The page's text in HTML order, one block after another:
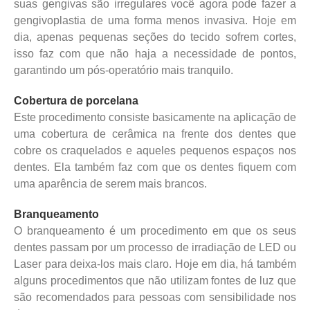
suas gengivas são irregulares você agora pode fazer a
gengivoplastia de uma forma menos invasiva. Hoje em
dia, apenas pequenas seções do tecido sofrem cortes,
isso faz com que não haja a necessidade de pontos,
garantindo um pós-operatório mais tranquilo.
Cobertura de porcelana
Este procedimento consiste basicamente na aplicação de
uma cobertura de cerâmica na frente dos dentes que
cobre os craquelados e aqueles pequenos espaços nos
dentes. Ela também faz com que os dentes fiquem com
uma aparência de serem mais brancos.
Branqueamento
O branqueamento é um procedimento em que os seus
dentes passam por um processo de irradiação de LED ou
Laser para deixa-los mais claro. Hoje em dia, há também
alguns procedimentos que não utilizam fontes de luz que
são recomendados para pessoas com sensibilidade nos